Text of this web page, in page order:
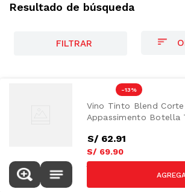
Resultado de búsqueda
FILTRAR
-13 %
Vino Tinto Blend
Appassimento Botella
S/ 62.91
S/ 69.90
S/